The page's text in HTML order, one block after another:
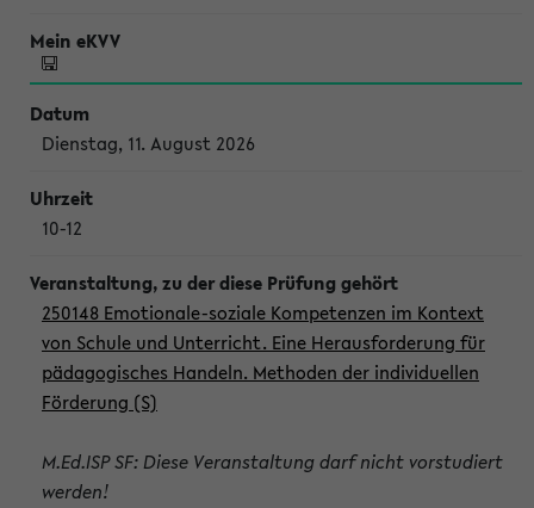
Dienstag, 11. August 2026
10-12
250148 Emotionale-soziale Kompetenzen im Kontext
von Schule und Unterricht. Eine Herausforderung für
pädagogisches Handeln. Methoden der individuellen
Förderung (S)
M.Ed.ISP SF: Diese Veranstaltung darf nicht vorstudiert
werden!